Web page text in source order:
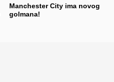
Manchester City ima novog
golmana!